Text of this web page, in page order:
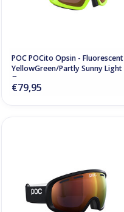
POC POCito Opsin - Fluorescent
YellowGreen/Partly Sunny Light
Orange
€79,95